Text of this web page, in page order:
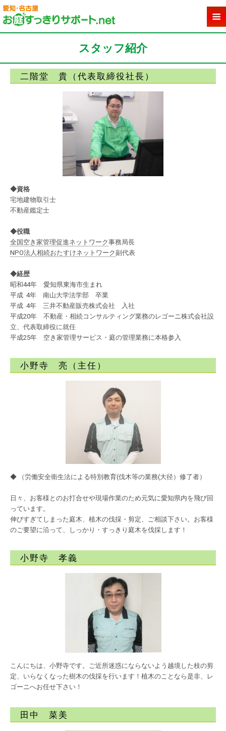
スタッフ紹介
二階堂 貴（代表取締役社長）
◆資格
宅地建物取引士
不動産鑑定士
◆役職
全国空き家管理促進ネットワーク事務局長
NPO法人相続おたすけネットワーク副代表
◆経歴
昭和44年 愛知県東海市生まれ
平成 4年 南山大学法学部 卒業
平成 4年 三井不動産販売株式会社 入社
平成20年 不動産・相続コンサルティング業務のレゴーニ株式会社設
立、代表取締役に就任
平成25年 空き家管理サービス・庭の管理業務に本格参入
小野寺 亮（主任）
◆ （労働安全衛生法による特別教育(伐木等の業務(大径）修了者）
日々、お客様とのお打合せや現場作業のため元気に愛知県内を飛び回
っています。
伸びすぎてしまった庭木、植木の伐採・剪定、ご相談下さい。お客様
のご要望に沿って、しっかり・すっきり庭木を伐採します！
小野寺 孝義
こんにちは、小野寺です。ご近所迷惑にならないよう越境した枝の剪
定、いらなくなった樹木の伐採を行います！植木のことなら是非、レ
ゴーニへお任せ下さい！
田中 菜美